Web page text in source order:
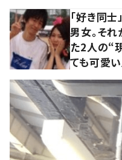
「好き同
男女。そ
た2人の“
ても可愛い